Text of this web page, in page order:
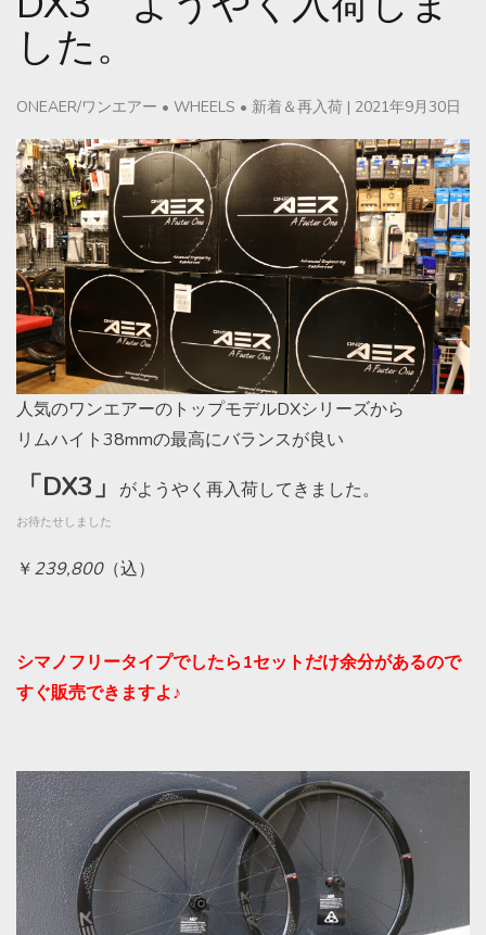
した。
ONEAER/ワンエアー • WHEELS • 新着＆再入荷 | 2021年9月30日
人気のワンエアーのトップモデルDXシリーズから
リムハイト38mmの最高にバランスが良い
「DX3」 がようやく再入荷してきました。
お待たせしました
￥239,800（込）
シマノフリータイプでしたら1セットだけ余分があるので
すぐ販売できますよ♪